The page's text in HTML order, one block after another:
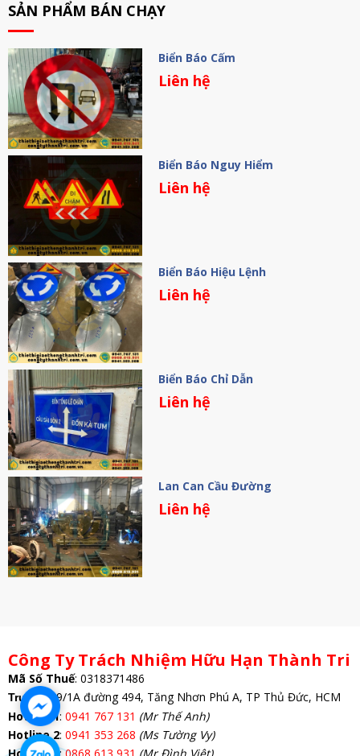
SẢN PHẨM BÁN CHẠY
Biển Báo Cấm
Liên hệ
Biển Báo Nguy Hiểm
Liên hệ
Biển Báo Hiệu Lệnh
Liên hệ
Biển Báo Chỉ Dẫn
Liên hệ
Lan Can Cầu Đường
Liên hệ
Công Ty Trách Nhiệm Hữu Hạn Thành Tri
Mã Số Thuế: 0318371486
Trụ Sở: 69/1A đường 494, Tăng Nhơn Phú A, TP Thủ Đức, HCM
Hotline 1: 0941 767 131 (Mr Thế Anh)
Hotline 2: 0941 353 268 (Ms Tường Vy)